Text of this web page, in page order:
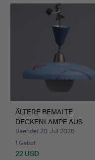
ÄLTERE BEMALTE
DECKENLAMPE AUS
BLECH MIT G…
Beendet 20. Jul 2026
1 Gebot
22 USD